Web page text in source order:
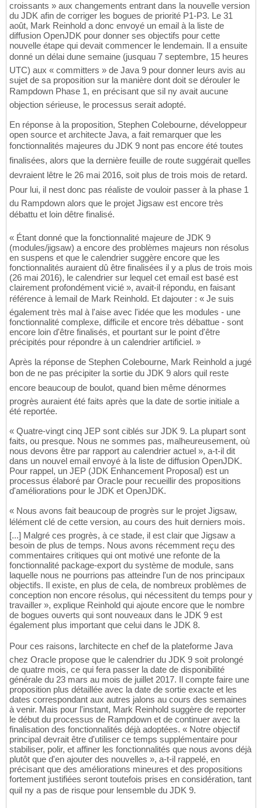
croissants » aux changements entrant dans la nouvelle version
du JDK afin de corriger les bogues de priorité P1-P3. Le 31
août, Mark Reinhold a donc envoyé un email à la liste de
diffusion OpenJDK pour donner ses objectifs pour cette
nouvelle étape qui devait commencer le lendemain. Il a ensuite
donné un délai dune semaine (jusquau 7 septembre, 15 heures
UTC) aux « committers » de Java 9 pour donner leurs avis au
sujet de sa proposition sur la manière dont doit se dérouler le
Rampdown Phase 1, en précisant que sil ny avait aucune
objection sérieuse, le processus serait adopté.
En réponse à la proposition, Stephen Colebourne, développeur
open source et architecte Java, a fait remarquer que les
fonctionnalités majeures du JDK 9 nont pas encore été toutes
finalisées, alors que la dernière feuille de route suggérait quelles
devraient lêtre le 26 mai 2016, soit plus de trois mois de retard.
Pour lui, il nest donc pas réaliste de vouloir passer à la phase 1
du Rampdown alors que le projet Jigsaw est encore très
débattu et loin dêtre finalisé.
« Étant donné que la fonctionnalité majeure de JDK 9
(modules/jigsaw) a encore des problèmes majeurs non résolus
en suspens et que le calendrier suggère encore que les
fonctionnalités auraient dû être finalisées il y a plus de trois mois
(26 mai 2016), le calendrier sur lequel cet email est basé est
clairement profondément vicié », avait-il répondu, en faisant
référence à lemail de Mark Reinhold. Et dajouter : « Je suis
également très mal à l'aise avec l'idée que les modules - une
fonctionnalité complexe, difficile et encore très débattue - sont
encore loin d'être finalisés, et pourtant sur le point d'être
précipités pour répondre à un calendrier artificiel. »
Après la réponse de Stephen Colebourne, Mark Reinhold a jugé
bon de ne pas précipiter la sortie du JDK 9 alors quil reste
encore beaucoup de boulot, quand bien même dénormes
progrès auraient été faits après que la date de sortie initiale a
été reportée.
« Quatre-vingt cinq JEP sont ciblés sur JDK 9. La plupart sont
faits, ou presque. Nous ne sommes pas, malheureusement, où
nous devons être par rapport au calendrier actuel », a-t-il dit
dans un nouvel email envoyé à la liste de diffusion OpenJDK.
Pour rappel, un JEP (JDK Enhancement Proposal) est un
processus élaboré par Oracle pour recueillir des propositions
d'améliorations pour le JDK et OpenJDK.
« Nous avons fait beaucoup de progrès sur le projet Jigsaw,
lélément clé de cette version, au cours des huit derniers mois.
[...] Malgré ces progrès, à ce stade, il est clair que Jigsaw a
besoin de plus de temps. Nous avons récemment reçu des
commentaires critiques qui ont motivé une refonte de la
fonctionnalité package-export du système de module, sans
laquelle nous ne pourrions pas atteindre l'un de nos principaux
objectifs. Il existe, en plus de cela, de nombreux problèmes de
conception non encore résolus, qui nécessitent du temps pour y
travailler », explique Reinhold qui ajoute encore que le nombre
de bogues ouverts qui sont nouveaux dans le JDK 9 est
également plus important que celui dans le JDK 8.
Pour ces raisons, larchitecte en chef de la plateforme Java
chez Oracle propose que le calendrier du JDK 9 soit prolongé
de quatre mois, ce qui fera passer la date de disponibilité
générale du 23 mars au mois de juillet 2017. Il compte faire une
proposition plus détaillée avec la date de sortie exacte et les
dates correspondant aux autres jalons au cours des semaines
à venir. Mais pour l'instant, Mark Reinhold suggère de reporter
le début du processus de Rampdown et de continuer avec la
finalisation des fonctionnalités déjà adoptées. « Notre objectif
principal devrait être d'utiliser ce temps supplémentaire pour
stabiliser, polir, et affiner les fonctionnalités que nous avons déjà
plutôt que d'en ajouter des nouvelles », a-t-il rappelé, en
précisant que des améliorations mineures et des propositions
fortement justifiées seront toutefois prises en considération, tant
quil ny a pas de risque pour lensemble du JDK 9.